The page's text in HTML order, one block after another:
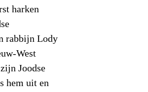
harken
rabbijn Lody
West
Joodse
hem uit en